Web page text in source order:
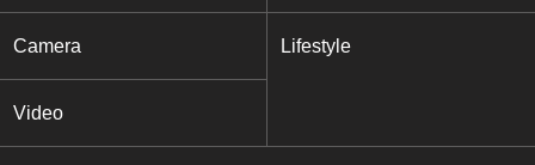
Camera Lifestyle
Video